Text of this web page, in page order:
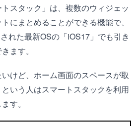
スタック」は、複数のウィジェッ
にまとめることができる機能で、
れた最新OSの「iOS17」でも引き
ます。
けど、ホーム画面のスペースが取
いう人はスマートスタックを利用
す。